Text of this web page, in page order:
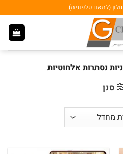
נסתרות אלחוטיות
סנן